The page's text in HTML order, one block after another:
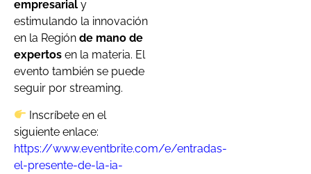
empresarial y
estimulando la innovación
en la Región de mano de
expertos en la materia. El
evento también se puede
seguir por streaming.
Inscríbete en el
siguiente enlace:
https://www.eventbrite.com/e/entradas-
el-presente-de-la-ia-